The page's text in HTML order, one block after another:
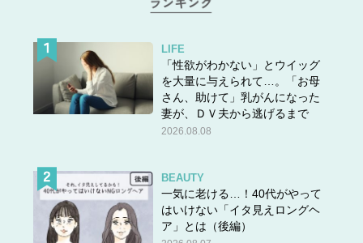
LIFE
「性欲がわかない」とウイッグ
を大量に与えられて…。「お母
さん、助けて」乳がんになった
妻が、ＤＶ夫から逃げるまで
2026.08.08
BEAUTY
一気に老ける…！40代がやって
はいけない「イタ見えロングヘ
ア」とは（後編）